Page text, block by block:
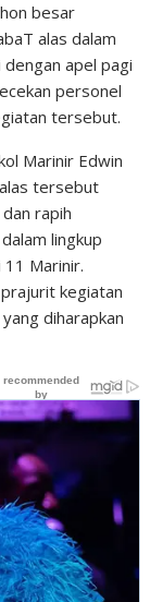
besar
alas dalam
apel pagi
personel
tersebut.
Marinir Edwin
tersebut
rapih
lingkup
Marinir.
kegiatan
diharapkan